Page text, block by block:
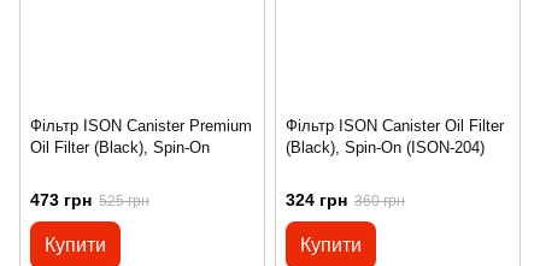
Фільтр ISON Canister Premium
Oil Filter (Black), Spin-On
473 грн 525 грн
Купити
Фільтр ISON Canister Oil Filter
(Black), Spin-On (ISON-204)
324 грн 360 грн
Купити